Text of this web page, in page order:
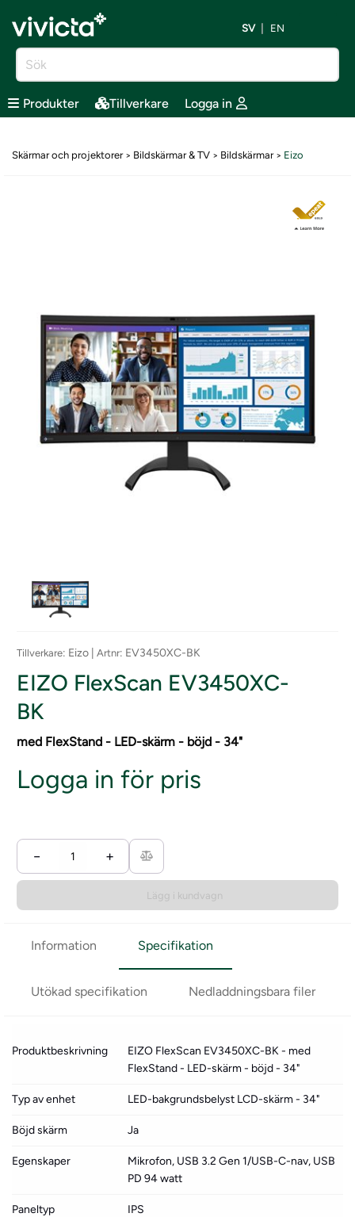
SV EN
Produkter Tillverkare Logga in
Skärmar och projektorer> Bildskärmar & TV > Bildskärmar> Eizo
Tillverkare: Eizo | Artnr: EV3450XC-BK
EIZO FlexScan EV3450XC-
BK
med FlexStand - LED-skärm - böjd - 34"
Logga in för pris
− +
Lägg i kundvagn
Information Specifikation
Utökad specifikation Nedladdningsbara filer
Produktbeskrivning
EIZO FlexScan EV3450XC-BK - med
FlexStand - LED-skärm - böjd - 34"
Typ av enhet LED-bakgrundsbelyst LCD-skärm - 34"
Böjd skärm Ja
Egenskaper
Mikrofon, USB 3.2 Gen 1/USB-C-nav, USB
PD 94 watt
Paneltyp IPS